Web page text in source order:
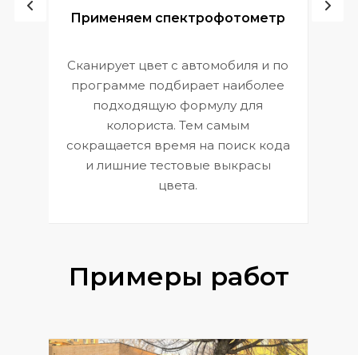
Применяем спектрофотометр
Сканирует цвет с автомобиля и по
программе подбирает наиболее
подходящую формулу для
колориста. Тем самым
сокращается время на поиск кода
и лишние тестовые выкрасы
цвета.
Примеры работ